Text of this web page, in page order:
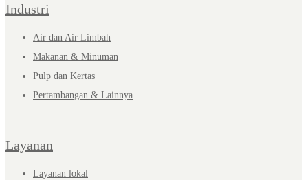
Industri
Air dan Air Limbah
Makanan & Minuman
Pulp dan Kertas
Pertambangan & Lainnya
Layanan
Layanan lokal